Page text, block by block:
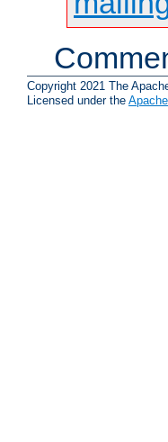
Copyright 2021 The
Licensed under the